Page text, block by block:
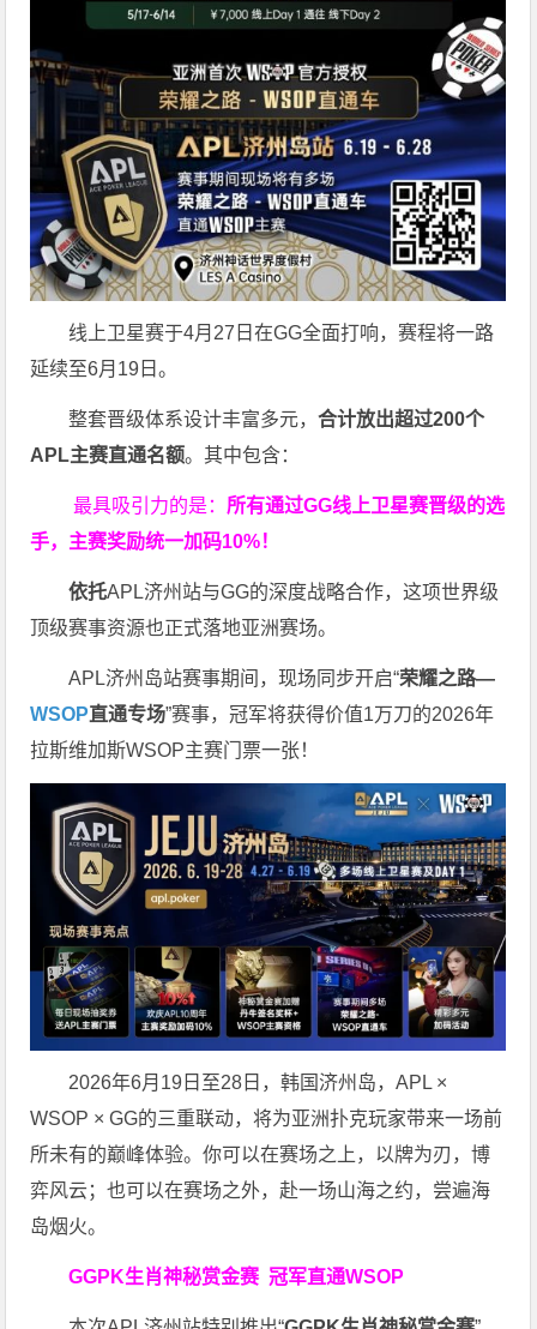
线上卫星赛于4月27日在GG全面打响，赛程将一路
延续至6月19日。
整套晋级体系设计丰富多元，合计放出超过200个
APL主赛直通名额。其中包含：
最具吸引力的是： 所有通过GG线上卫星赛晋级的选
手，主赛奖励统一加码10%！
依托APL济州站与GG的深度战略合作，这项世界级
顶级赛事资源也正式落地亚洲赛场。
APL济州岛站赛事期间，现场同步开启“荣耀之路—
WSOP直通专场”赛事，冠军将获得价值1万刀的2026年
拉斯维加斯WSOP主赛门票一张！
2026年6月19日至28日，韩国济州岛，APL ×
WSOP × GG的三重联动，将为亚洲扑克玩家带来一场前
所未有的巅峰体验。你可以在赛场之上，以牌为刃，博
弈风云；也可以在赛场之外，赴一场山海之约，尝遍海
岛烟火。
GGPK生肖神秘赏金赛冠军直通WSOP